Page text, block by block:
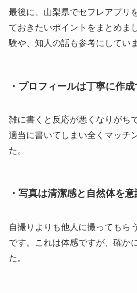
最後に、山梨県でセフレアプリ
ておきたいポイントをまとめま
験や、知人の話も参考にしていま
・プロフィールは丁寧に作成
雑に書くと反応が悪くなりがち
適当に書いてしまい全くマッチ
た。
・写真は清潔感と自然体を意
自撮りよりも他人に撮ってもら
です。これは体感ですが、確か
た。